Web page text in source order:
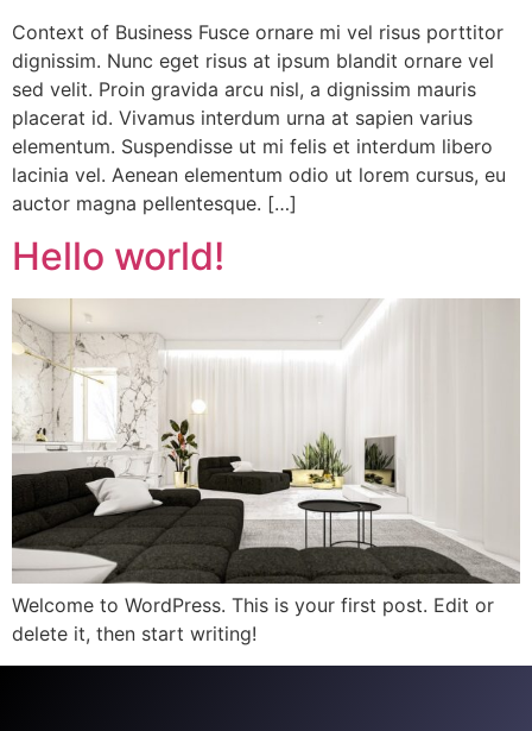
Context of Business Fusce ornare mi vel risus porttitor
dignissim. Nunc eget risus at ipsum blandit ornare vel
sed velit. Proin gravida arcu nisl, a dignissim mauris
placerat id. Vivamus interdum urna at sapien varius
elementum. Suspendisse ut mi felis et interdum libero
lacinia vel. Aenean elementum odio ut lorem cursus, eu
auctor magna pellentesque. […]
Hello world!
Welcome to WordPress. This is your first post. Edit or
delete it, then start writing!